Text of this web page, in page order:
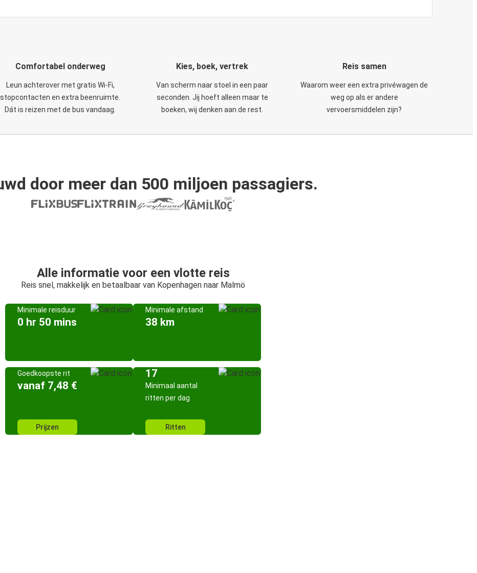
Comfortabel onderweg
Leun achterover met gratis Wi-Fi,
stopcontacten en extra beenruimte.
Dát is reizen met de bus vandaag.
Kies, boek, vertrek
Van scherm naar stoel in een paar
seconden. Jij hoeft alleen maar te
boeken, wij denken aan de rest.
Reis samen
Waarom weer een extra privéwagen de
weg op als er andere
vervoersmiddelen zijn?
door meer dan 500 miljoen passagiers.
Alle informatie voor een vlotte reis
Reis snel, makkelijk en betaalbaar van Kopenhagen naar Malmö
Minimale reisduur
0 hr 50 mins
Minimale afstand
38 km
Goedkoopste rit
vanaf 7,48 €
Prijzen
17
Minimaal aantal
ritten per dag
Ritten